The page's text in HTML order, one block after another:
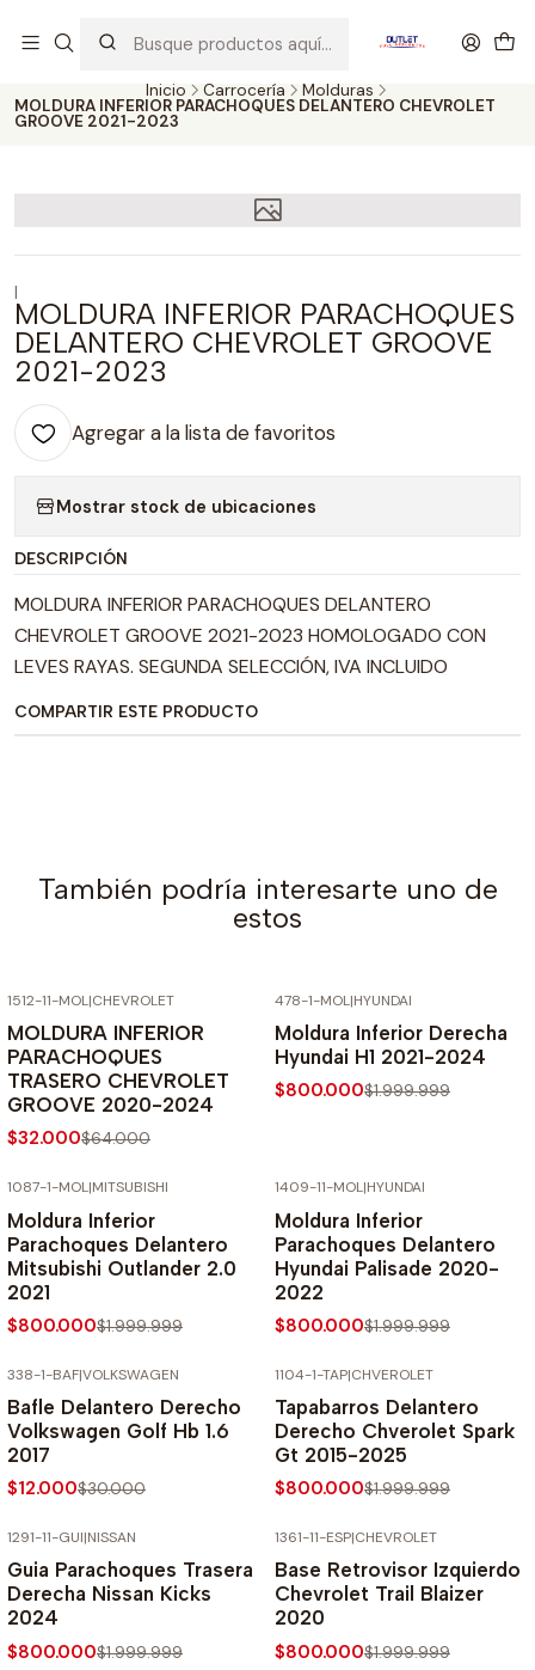
probados con altos estándares de calidad.
Inicio Carrocería Molduras
MOLDURA INFERIOR PARACHOQUES DELANTERO CHEVROLET
GROOVE 2021-2023
|
MOLDURA INFERIOR PARACHOQUES
DELANTERO CHEVROLET GROOVE
2021-2023
Agregar a la lista de favoritos
Mostrar stock de ubicaciones
DESCRIPCIÓN
MOLDURA INFERIOR PARACHOQUES DELANTERO
CHEVROLET GROOVE 2021-2023 HOMOLOGADO CON
LEVES RAYAS. SEGUNDA SELECCIÓN, IVA INCLUIDO
COMPARTIR ESTE PRODUCTO
También podría interesarte uno de
estos
1512-11-MOL|CHEVROLET
MOLDURA INFERIOR
PARACHOQUES
TRASERO CHEVROLET
GROOVE 2020-2024
$32.000$64.000
478-1-MOL|HYUNDAI
Moldura Inferior Derecha
Hyundai H1 2021-2024
$800.000$1.999.999
1087-1-MOL|MITSUBISHI
Moldura Inferior
Parachoques Delantero
Mitsubishi Outlander 2.0
2021
$800.000$1.999.999
1409-11-MOL|HYUNDAI
Moldura Inferior
Parachoques Delantero
Hyundai Palisade 2020-
2022
$800.000$1.999.999
338-1-BAF|VOLKSWAGEN
Bafle Delantero Derecho
Volkswagen Golf Hb 1.6
2017
$12.000$30.000
1104-1-TAP|CHVEROLET
Tapabarros Delantero
Derecho Chverolet Spark
Gt 2015-2025
$800.000$1.999.999
1291-11-GUI|NISSAN
Guia Parachoques Trasera
Derecha Nissan Kicks
2024
$800.000$1.999.999
1361-11-ESP|CHEVROLET
Base Retrovisor Izquierdo
Chevrolet Trail Blaizer
2020
$800.000$1.999.999